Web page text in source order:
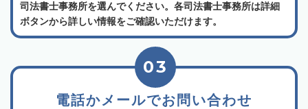
司法書士事務所を選んでください。各司法書士事務所は詳細
ボタンから詳しい情報をご確認いただけます。
電話かメールでお問い合わせ
03